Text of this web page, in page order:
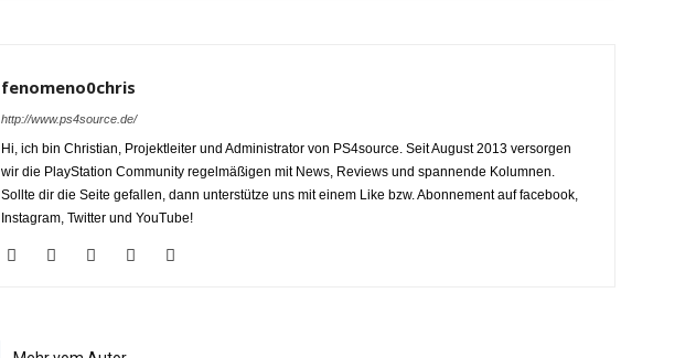
fenomeno0chris
http://www.ps4source.de/
Hi, ich bin Christian, Projektleiter und Administrator von PS4source. Seit August 2013 versorgen
wir die PlayStation Community regelmäßigen mit News, Reviews und spannende Kolumnen.
Sollte dir die Seite gefallen, dann unterstütze uns mit einem Like bzw. Abonnement auf facebook,
Instagram, Twitter und YouTube!